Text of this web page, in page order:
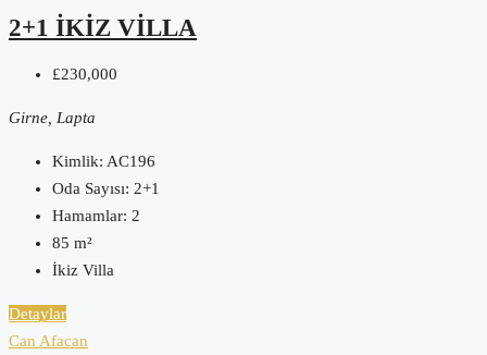
2+1 İKIZ VILLA
£230,000
Girne, Lapta
Kimlik: AC196
Oda Sayısı: 2+1
Hamamlar: 2
85 m²
İkiz Villa
Detaylar
Can Afacan